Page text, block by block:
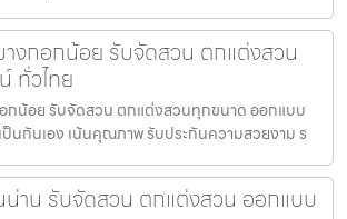
งกอกน้อย รับจัดสวน ตกแต่งสวน
ทั่วไทย
กน้อย รับจัดสวน ตกแต่งสวนทุกขนาด ออกแบบ
นกันเอง เน้นคุณภาพ รับประกันความสวยงาม ร
าน รับจัดสวน ตกแต่งสวน ออกแบบ